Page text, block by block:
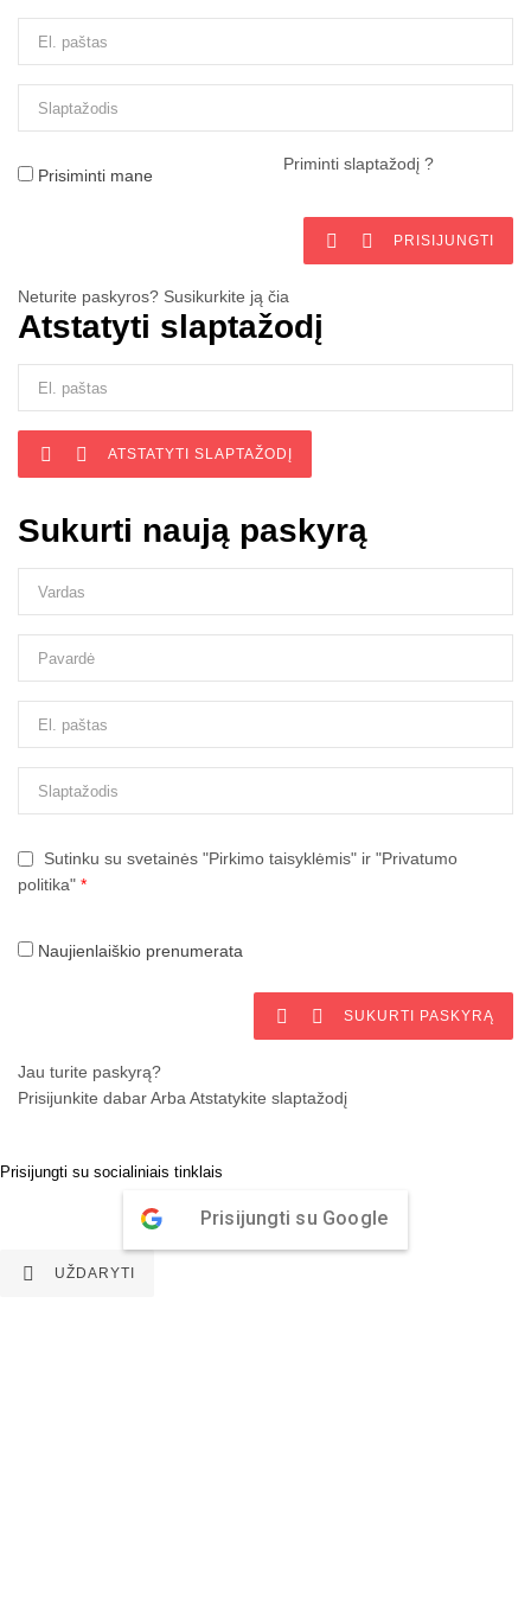
Prisiminti mane
Priminti slaptažodį ?
  PRISIJUNGTI
Neturite paskyros? Susikurkite ją čia
Atstatyti slaptažodį
  ATSTATYTI SLAPTAŽODĮ
Sukurti naują paskyrą
Sutinku su svetainės "Pirkimo taisyklėmis" ir "Privatumo
politika" *
Naujienlaiškio prenumerata
  SUKURTI PASKYRĄ
Jau turite paskyrą?
Prisijunkite dabarArba Atstatykite slaptažodį
Prisijungti su socialiniais tinklais
Prisijungti su Google
 UŽDARYTI